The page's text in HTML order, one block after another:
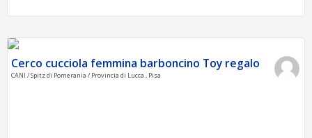
Cerco cucciola femmina barboncino Toy regalo
CANI / Spitz di Pomerania / Provincia di Lucca , Pisa